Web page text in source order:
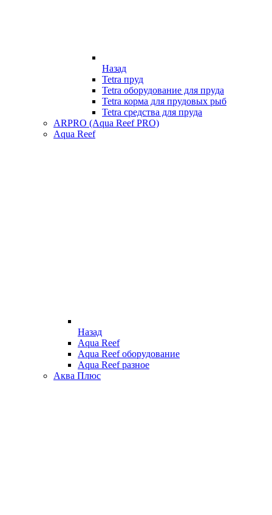
Назад
Tetra пруд
Tetra оборудование для пруда
Tetra корма для прудовых рыб
Tetra средства для пруда
ARPRO (Aqua Reef PRO)
Aqua Reef
Назад
Aqua Reef
Aqua Reef оборудование
Aqua Reef разное
Аква Плюс